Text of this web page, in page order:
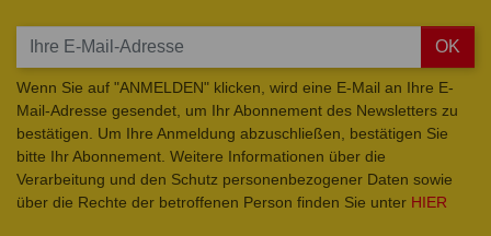
OK
Wenn Sie auf "ANMELDEN" klicken, wird eine E-Mail an Ihre E-
Mail-Adresse gesendet, um Ihr Abonnement des Newsletters zu
bestätigen. Um Ihre Anmeldung abzuschließen, bestätigen Sie
bitte Ihr Abonnement. Weitere Informationen über die
Verarbeitung und den Schutz personenbezogener Daten sowie
über die Rechte der betroffenen Person finden Sie unter HIER